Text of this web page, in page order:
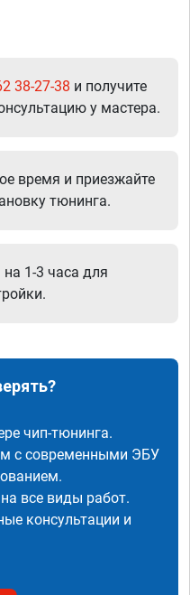
38-27-38 и получите
у мастера.
время и приезжайте
тюнинга.
1-3 часа для
чип-тюнинга.
с современными ЭБУ
все виды работ.
консультации и